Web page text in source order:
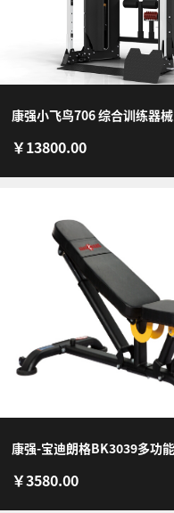
康强小飞鸟706 综合训练器
力量健身房器材深蹲架家用
鸟龙门架
￥13800.00
康强-宝迪朗格BK3039多功
哑铃凳卧推凳 BK3039
￥3580.00